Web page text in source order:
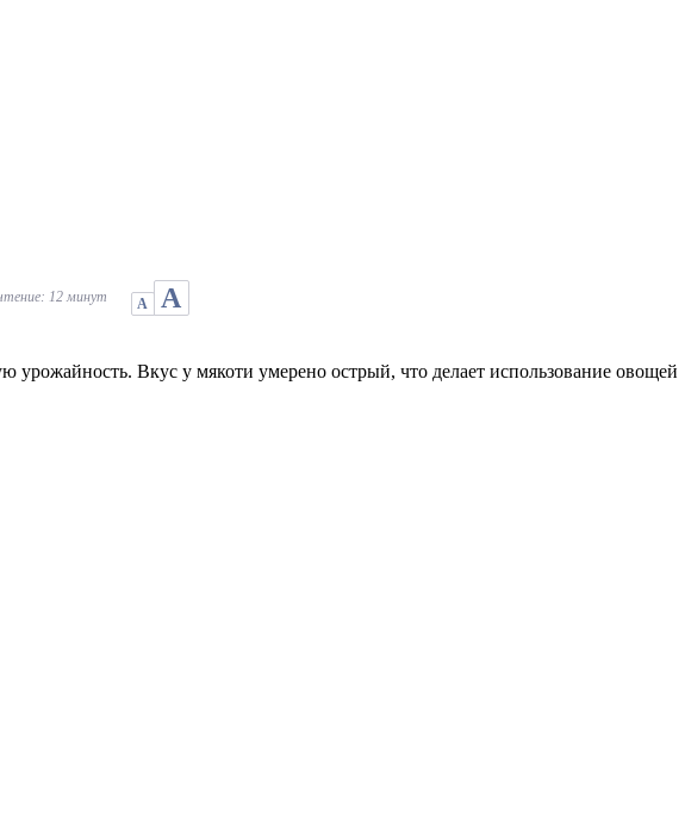
12 минут А А
урожайность. Вкус у мякоти умерено острый, что делает использование овощей